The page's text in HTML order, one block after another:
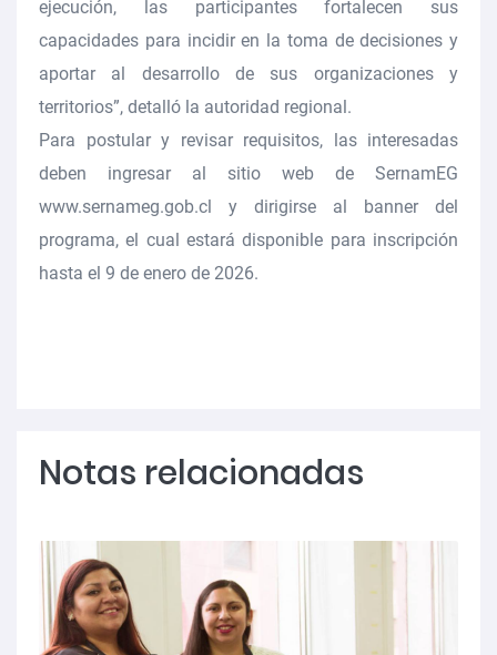
ejecución, las participantes fortalecen sus
capacidades para incidir en la toma de decisiones y
aportar al desarrollo de sus organizaciones y
territorios”, detalló la autoridad regional.
Para postular y revisarrequisitos, las interesadas
deben ingresar al sitio web de SernamEG
www.sernameg.gob.cl y dirigirse al banner del
programa, el cual estará disponible para inscripción
hasta el 9 de enero de 2026.
Notas relacionadas